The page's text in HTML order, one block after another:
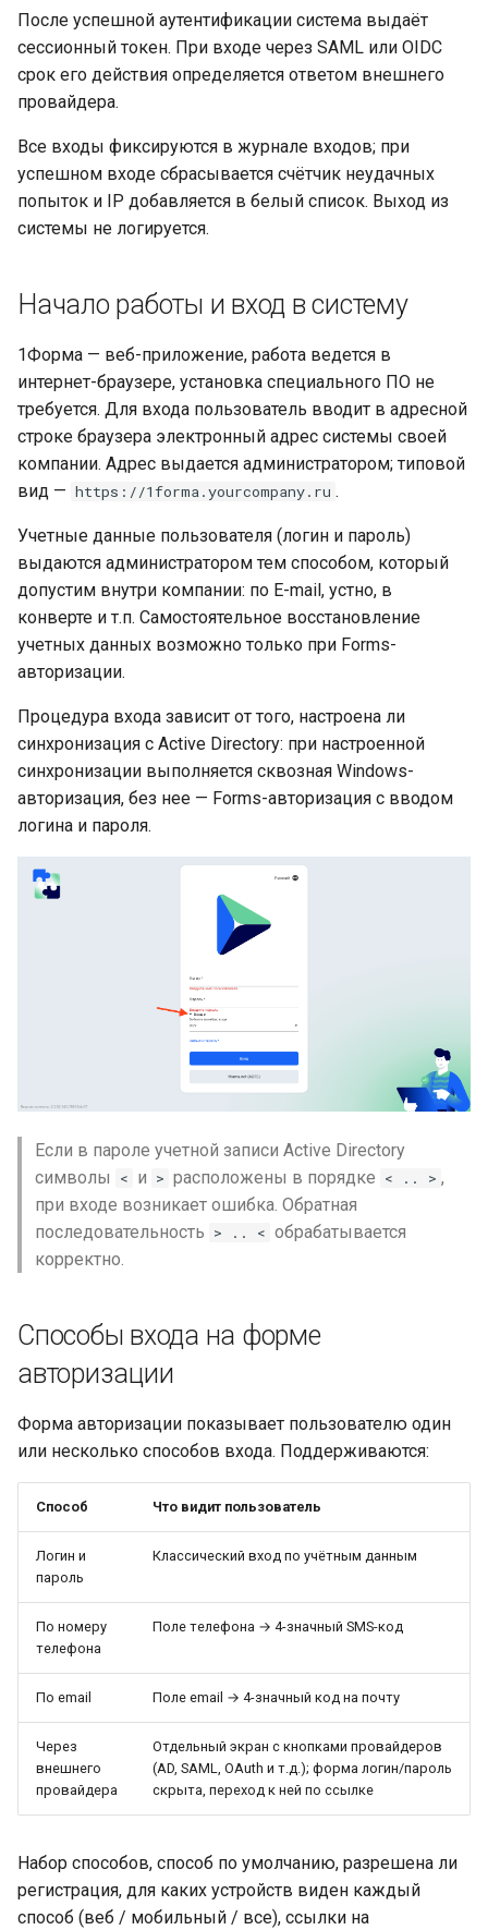
Lua в смарт-скриптах
NLP API в скриптах
Провайдер CalDAV
Паттерны и примеры
Exchange — диагностика
синхронизации
Ресурсы и планировщик
Социальная сеть
Публикации
Системные настройки
Телефония
Windows-аутентификация и
первый вход
аутентификация (MFA)
Политики паролей для веб-
входа
самостоятельной
Мобильные политики
паролей и
восстановление
Защита от подбора и
Отзыв именной лицензии
во время сессии
Самостоятельная
регистрация
Процесс регистрации
Требования к паролю и
расширенная политика
безопасности при
регистрации
Возврат на исходную
страницу при входе через
внешнего провайдера
Режим перевоплощения
Персональные токены
доступа (PAT)
Интерфейс управления
токенами
MCP-имперсонация
(перевоплощение через
Мои секреты (self-service
secrets)
Типы секретов
Создание секрета
Редактирование и
удаление
Ограничения
Согласие на обработку
персональных данных
Безопасность транспорта и
кастомизация страницы
авторизации
После успешной аутентификации система выдаёт
сессионный токен. При входе через SAML или OIDC
срок его действия определяется ответом внешнего
провайдера.
Все входы фиксируются в журнале входов; при
успешном входе сбрасывается счётчик неудачных
попыток и IP добавляется в белый список. Выход из
системы не логируется.
Начало работы и вход в систему
1Форма — веб-приложение, работа ведется в
интернет-браузере, установка специального ПО не
требуется. Для входа пользователь вводит в адресной
строке браузера электронный адрес системы своей
компании. Адрес выдается администратором; типовой
вид — https://1forma.yourcompany.ru .
Учетные данные пользователя (логин и пароль)
выдаются администратором тем способом, который
допустим внутри компании: по E-mail, устно, в
конверте и т.п. Самостоятельное восстановление
учетных данных возможно только при Forms-
авторизации.
Процедура входа зависит от того, настроена ли
синхронизация с Active Directory: при настроенной
синхронизации выполняется сквозная Windows-
авторизация, без нее — Forms-авторизация с вводом
логина и пароля.
Если в пароле учетной записи Active Directory
символы
< и > расположены в порядке < .. > ,
при входе возникает ошибка. Обратная
последовательность > .. < обрабатывается
корректно.
Способы входа на форме
авторизации
Форма авторизации показывает пользователю один
или несколько способов входа. Поддерживаются:
Способ Что видит пользователь
Логин и
пароль
Классический вход по учётным данным
По номеру
телефона
Поле телефона → 4-значный SMS-код
По email Поле email → 4-значный код на почту
Через
внешнего
провайдера
Отдельный экран с кнопками провайдеров
(AD, SAML, OAuth и т.д.); форма логин/пароль
скрыта, переход к ней по ссылке
Набор способов, способ по умолчанию, разрешена ли
регистрация, для каких устройств виден каждый
способ (веб / мобильный / все), ссылки на